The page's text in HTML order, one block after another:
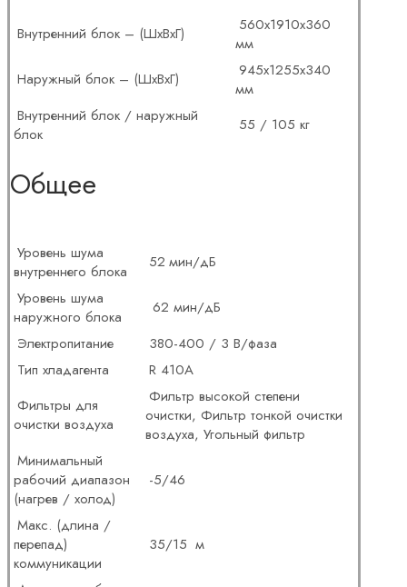
Внутренний блок – (ШхВхГ)
560x1910x360
мм
Наружный блок – (ШхВхГ)
945x1255x340
мм
Внутренний блок / наружный
блок
55 / 105 кг
Общее
Уровень шума
внутреннего блока
52 мин/дБ
Уровень шума
наружного блока
62 мин/дБ
Электропитание
380-400 / 3 В/фаза
Тип хладагента
R 410A
Фильтры для
очистки воздуха
Фильтр высокой степени
очистки, Фильтр тонкой очистки
воздуха, Угольный фильтр
Минимальный
рабочий диапазон
(нагрев / холод)
-5/46
Макс. (длина /
перепад)
коммуникации
35/15 м